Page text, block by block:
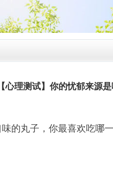
【心理测试】你的忧郁来源
的丸子，你最喜欢吃哪